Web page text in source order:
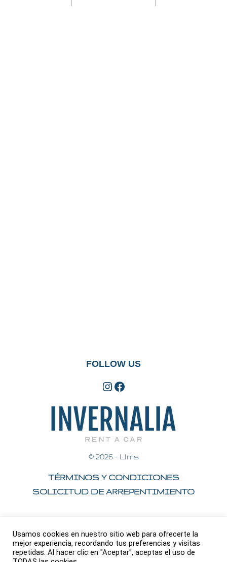
FOLLOW US
Instagram Facebook
© 2026 - Llms
TÉRMINOS Y CONDICIONES
SOLICITUD DE ARREPENTIMIENTO
© Invernalia Rent A Car [Wpcr-Date]
Usamos cookies en nuestro sitio web para ofrecerte la
mejor experiencia, recordando tus preferencias y visitas
repetidas. Al hacer clic en "Aceptar", aceptas el uso de